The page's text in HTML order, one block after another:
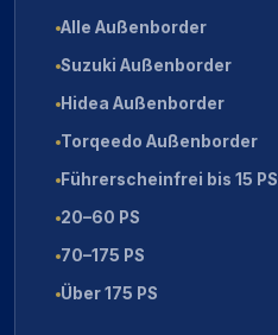
Alle Außenborder
Suzuki Außenborder
Hidea Außenborder
Torqeedo Außenborder
Führerscheinfrei bis 15 PS
20–60 PS
70–175 PS
Über 175 PS